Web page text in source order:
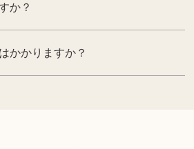
か？
かかりますか？